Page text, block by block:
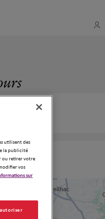
utilisent des
la publicité
ou retirer votre
vos
sur